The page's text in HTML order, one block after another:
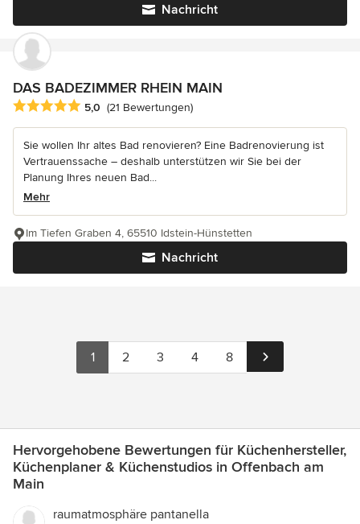
Nachricht
DAS BADEZIMMER RHEIN MAIN
Durchschnittliche Bewertung: 5 von 5 Sternen
5,0 (21 Bewertungen)
Sie wollen Ihr altes Bad renovieren? Eine Badrenovierung ist
Vertrauenssache – deshalb unterstützen wir Sie bei der
Planung Ihres neuen Bad...
Mehr
Nachricht
Im Tiefen Graben 4, 65510 Idstein-Hünstetten
1 2 3 4 8
Hervorgehobene Bewertungen für Küchenhersteller,
Küchenplaner & Küchenstudios in Offenbach am
Main
raumatmosphäre pantanella